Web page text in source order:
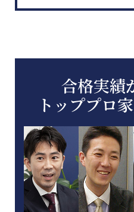
合格実績
トッププロ